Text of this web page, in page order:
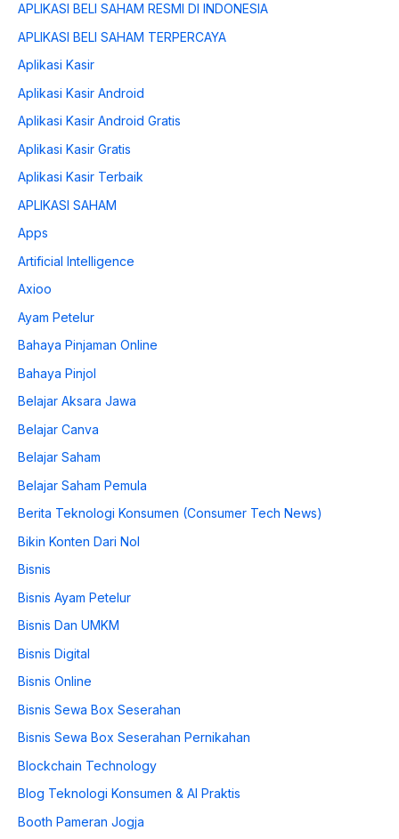
APLIKASI BELI SAHAM RESMI DI INDONESIA
APLIKASI BELI SAHAM TERPERCAYA
Aplikasi Kasir
Aplikasi Kasir Android
Aplikasi Kasir Android Gratis
Aplikasi Kasir Gratis
Aplikasi Kasir Terbaik
APLIKASI SAHAM
Apps
Artificial Intelligence
Axioo
Ayam Petelur
Bahaya Pinjaman Online
Bahaya Pinjol
Belajar Aksara Jawa
Belajar Canva
Belajar Saham
Belajar Saham Pemula
Berita Teknologi Konsumen (Consumer Tech News)
Bikin Konten Dari Nol
Bisnis
Bisnis Ayam Petelur
Bisnis Dan UMKM
Bisnis Digital
Bisnis Online
Bisnis Sewa Box Seserahan
Bisnis Sewa Box Seserahan Pernikahan
Blockchain Technology
Blog Teknologi Konsumen & AI Praktis
Booth Pameran Jogja